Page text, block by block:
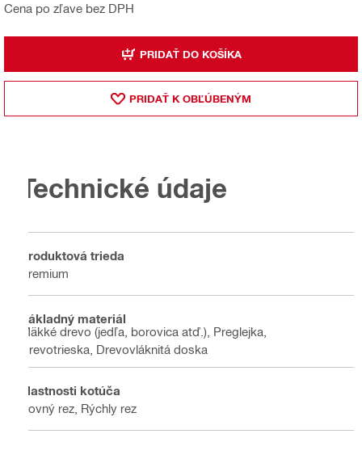
Cena po zľave bez DPH
PRIDAŤ DO KOŠÍKA
PRIDAŤ K OBĽÚBENÝM
Technické údaje
Produktová trieda
Premium
Základný materiál
Mäkké drevo (jedľa, borovica atď.), Preglejka,
Drevotrieska, Drevovláknitá doska
Vlastnosti kotúča
Rovný rez, Rýchly rez